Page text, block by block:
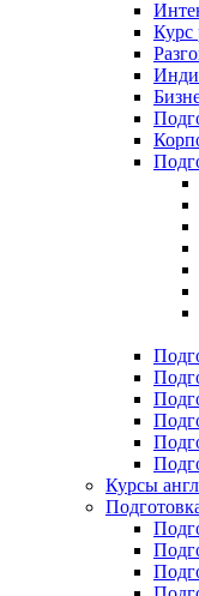
Курс
Курсы